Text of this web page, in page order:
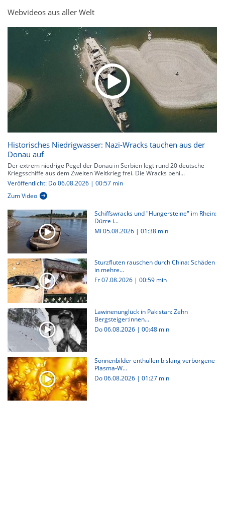
Webvideos aus aller Welt
Historisches Niedrigwasser: Nazi-Wracks tauchen aus der
Donau auf
Der extrem niedrige Pegel der Donau in Serbien legt rund 20 deutsche
Kriegsschiffe aus dem Zweiten Weltkrieg frei. Die Wracks behi...
Veröffentlicht: Do 06.08.2026 | 00:57 min
Zum Video
Schiffswracks und "Hungersteine" im Rhein:
Dürre i...
Mi 05.08.2026 | 01:38 min
Sturzfluten rauschen durch China: Schäden
in mehre...
Fr 07.08.2026 | 00:59 min
Lawinenunglück in Pakistan: Zehn
Bergsteiger:innen...
Do 06.08.2026 | 00:48 min
Sonnenbilder enthüllen bislang verborgene
Plasma-W...
Do 06.08.2026 | 01:27 min